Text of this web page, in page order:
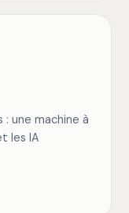
: une machine à
les IA